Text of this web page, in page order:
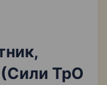
ТрО